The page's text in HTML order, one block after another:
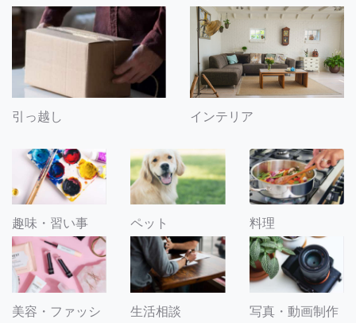
引っ越し インテリア
趣味・習い事 ペット 料理
美容・ファッシ
生活相談 写真・動画制作